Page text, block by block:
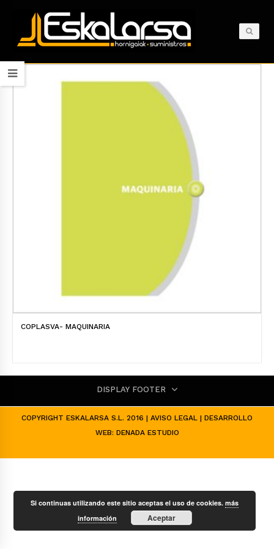
COPLASVA- MAQUINARIA
DISPLAY FOOTER
COPYRIGHT ESKALARSA S.L. 2016 | AVISO LEGAL | DESARROLLO
WEB: DENADA ESTUDIO
Si continuas utilizando este sitio aceptas el uso de cookies.más
información
Aceptar